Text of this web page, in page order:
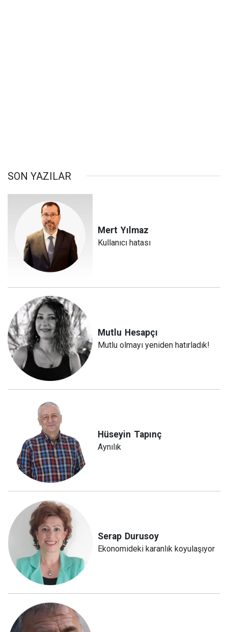
SON YAZILAR
Mert Yılmaz
Kullanıcı hatası
Mutlu Hesapçı
Mutlu olmayı yeniden hatırladık!
Hüseyin Tapınç
Aynılık
Serap Durusoy
Ekonomideki karanlık koyulaşıyor